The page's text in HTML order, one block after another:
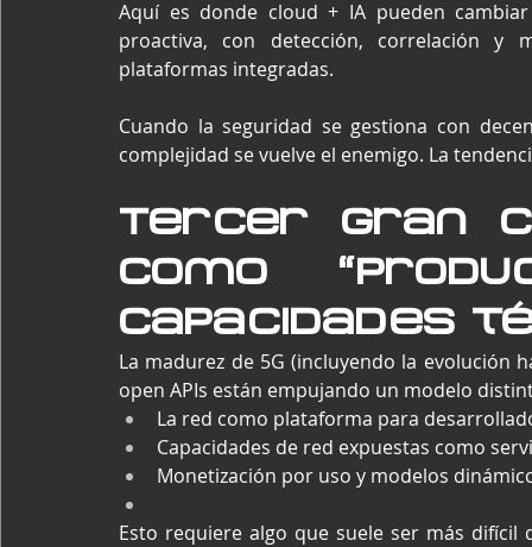
Aquí es donde cloud + IA pueden
proactiva, con detección, correlación y
plataformas integradas.
Cuando la seguridad se gestiona con
complejidad se vuelve el enemigo. La
Tercer gran
como
capacidades
La madurez de 5G (incluyendo la evolución
open APIs están empujando un modelo
La red como plataforma para
Capacidades de red expuestas como
Monetización por uso y modelos
Esto requiere algo que suele ser más